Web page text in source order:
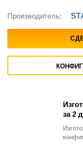
Производитель:
за 2